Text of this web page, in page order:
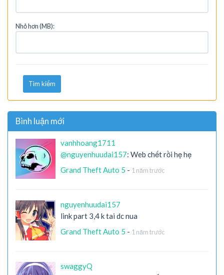
Nhỏ hơn (MB):
Tìm kiếm
Bình luận mới
vanhhoang1711
@nguyenhuudai157: Web chết rồi hẹ hẹ
Grand Theft Auto 5 - 1 năm trước
nguyenhuudai157
link part 3,4 k tai dc nua
Grand Theft Auto 5 - 1 năm trước
swaggyQ